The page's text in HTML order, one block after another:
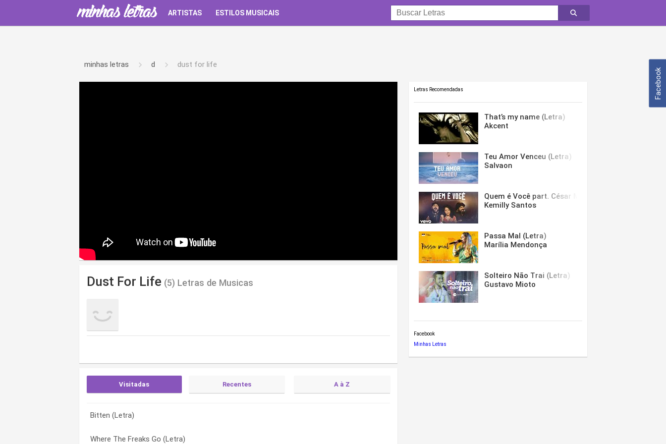
Facebook
ARTISTAS ESTILOS MUSICAIS
minhas letras d dust for life
Dust For Life (5) Letras de Musicas
Visitadas Recentes A à Z
Bitten (Letra)
Where The Freaks Go (Letra)
Where The Freaks Go (Letra)
Shadow Pool (Letra)
Bitten (Letra)
Dirt Into Dust (Letra)
Letras Recomendadas
That’s my name (Letra)
Akcent
Teu Amor Venceu (Letra)
Salvaon
Quem é Você part. César Menotti & Fabiano (Letra)
Kemilly Santos
Passa Mal (Letra)
Marília Mendonça
Solteiro Não Trai (Letra)
Gustavo Mioto
Facebook
Minhas Letras